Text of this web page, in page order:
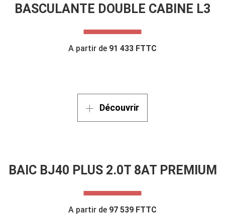
BASCULANTE DOUBLE CABINE L3
A partir de 91 433 FTTC
Découvrir
BAIC BJ40 PLUS 2.0T 8AT PREMIUM
A partir de 97 539 FTTC